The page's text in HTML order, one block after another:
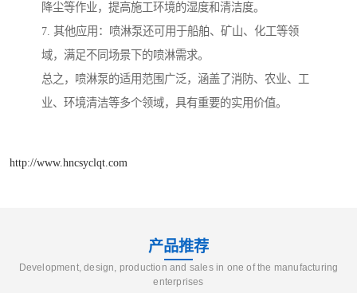
降尘等作业，提高施工环境的湿度和清洁度。
7. 其他应用：喷淋泵还可用于船舶、矿山、化工等领
域，满足不同场景下的喷淋需求。
总之，喷淋泵的适用范围广泛，涵盖了消防、农业、工
业、环境清洁等多个领域，具有重要的实用价值。
http://www.hncsyclqt.com
产品推荐
Development, design, production and sales in one of the manufacturing
enterprises